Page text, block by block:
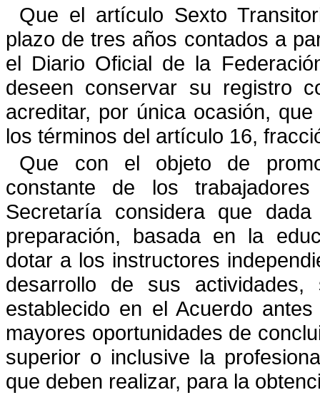
Que el artículo Sexto
plazo de tres años contados a
el Diario Oficial de la
deseen conservar su registro
acreditar, por única ocasión, que
los términos del artículo 16,
Que con el objeto de
constante de los
Secretaría considera que
preparación,
basada en la
dotar a los instructores
desarrollo de sus
establecido en el Acuerdo
mayores oportunidades de
superior o inclusive la
que deben realizar, para la